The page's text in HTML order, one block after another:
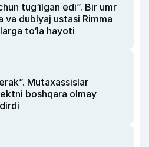
tug‘ilgan edi”. Bir umr
dublyaj ustasi Rimma
to‘la hayoti
Mutaxassislar
boshqara olmay